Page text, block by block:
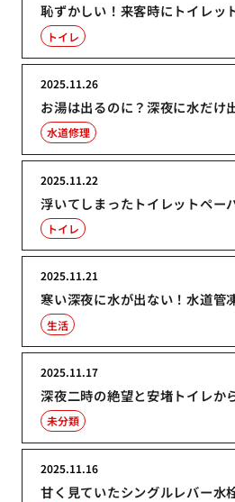
恥ずかしい！来客時にトイレッ
トイレ
お湯は出るのに？深夜に水だけ
2025.11.26
水道修理
浮いてしまったトイレットペー
2025.11.22
トイレ
寒い深夜に水が出ない！水道管
2025.11.21
生活
深夜二時の絶望と安堵トイレか
2025.11.17
未分類
甘く見ていたシングルレバー水
2025.11.16